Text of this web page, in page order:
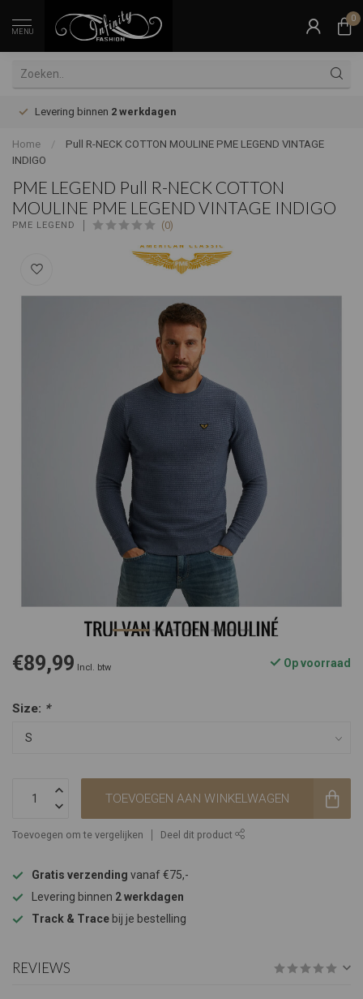
MENU
0
Levering binnen 2 werkdagen
Home /
Pull R-NECK COTTON MOULINE PME LEGEND VINTAGE
INDIGO
PME LEGEND Pull R-NECK COTTON
MOULINE PME LEGEND VINTAGE INDIGO
PME LEGEND (0)
€89,99 Incl. btw Op voorraad
Size: *
TOEVOEGEN AAN WINKELWAGEN
Toevoegen om te vergelijken Deel dit product
Gratis verzending vanaf €75,-
Levering binnen 2 werkdagen
Track & Trace bij je bestelling
REVIEWS